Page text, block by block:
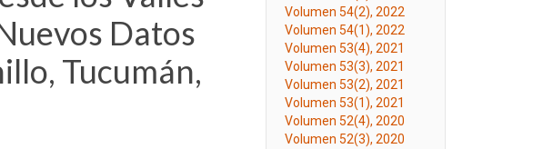
Datos
Tucumán,
Volumen 54(2), 2022
Volumen 54(1), 2022
Volumen 53(4), 2021
Volumen 53(3), 2021
Volumen 53(2), 2021
Volumen 53(1), 2021
Volumen 52(4), 2020
Volumen 52(3), 2020